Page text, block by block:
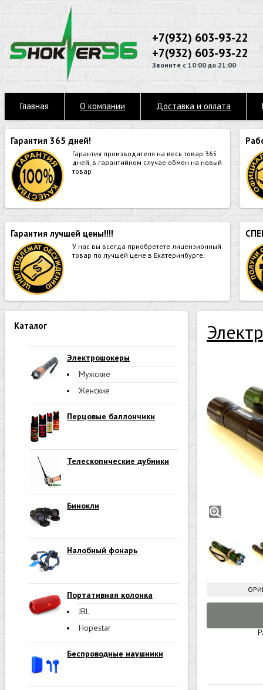
+7(932) 603-93-22
+7(932) 603-93-22
Звоните с 10:00 до 21:00
Главная О компании Доставка и оплата
Гарантия 365 дней!
Гарантия производителя на весь товар 365
дней, в гарантийном случае обмен на новый
товар
Гарантия лучшей цены!!!!
У нас вы всегда приобретете лицензионный
товар по лучшей цене в Екатеринбурге.
Каталог
Электрошокеры
Мужские
Женские
Перцовые баллончики
Телескопические дубинки
Бинокли
Налобный фонарь
Портативная колонка
JBL
Hopestar
Беспроводные наушники